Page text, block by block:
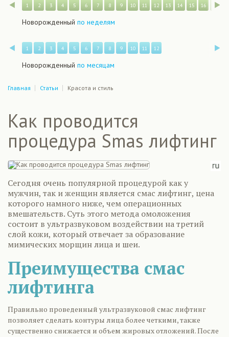
Назад
1 2 3 4 5 6 7 8 9 10 11 12 13 14 15 16 17
Новорожденный по неделям
Назад
1 2 3 4 5 6 7 8 9 10 11 12
Новорожденный по месяцам
Главная Статьи Красота и стиль
Как проводится
процедура Smas лифтинг
Сегодня очень популярной процедурой как у
мужчин, так и женщин является смас лифтинг, цена
которого намного ниже, чем операционных
вмешательств. Суть этого метода омоложения
состоит в ультразвуковом воздействии на третий
слой кожи, который отвечает за образование
мимических морщин лица и шеи.
Преимущества смас
лифтинга
Правильно проведенный ультразвуковой смас лифтинг
позволяет сделать контуры лица более четкими, также
существенно снижается и объем жировых отложений. После